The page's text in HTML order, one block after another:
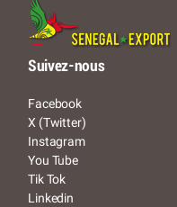
Suivez-nous
Facebook
X (Twitter)
Instagram
You Tube
Tik Tok
Linkedin